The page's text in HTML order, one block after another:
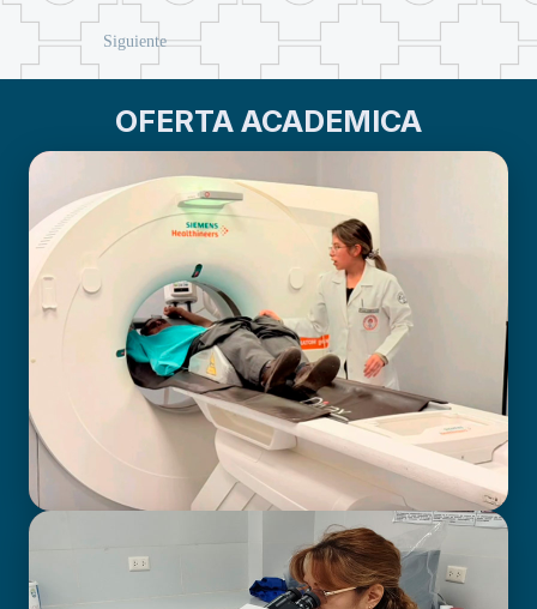
Siguiente
OFERTA ACADEMICA